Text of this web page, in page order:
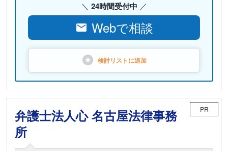
24時間受付中
Webで相談
検討リストに追加
弁護士法人心 名古屋法律事務
所
PR